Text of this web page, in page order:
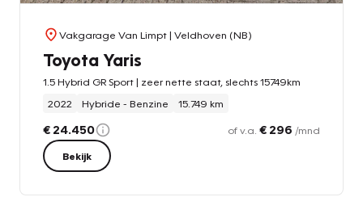
Vakgarage Van Limpt| Veldhoven (NB)
Toyota Yaris
1.5 Hybrid GR Sport | zeer nette staat, slechts 15749km
2022
Hybride - Benzine 15.749 km
€ 24.450 of v.a. € 296 /mnd
Bekijk